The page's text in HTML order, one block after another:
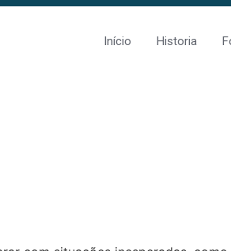
Início Historia